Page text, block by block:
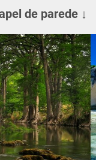
de parede ↓